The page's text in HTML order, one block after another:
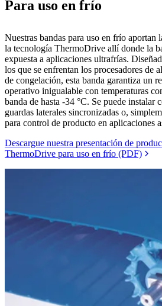
Para uso en frío
Nuestras bandas para uso en frío aportan
la tecnología ThermoDrive allí donde la
expuesta a aplicaciones ultrafrías.
los que se enfrentan los procesadores de
de congelación, esta banda garantiza un
operativo inigualable con temperaturas
banda de hasta -34 °C. Se puede instalar
guardas laterales sincronizadas o,
para control de producto en aplicaciones
Descargue nuestra presentación de
ThermoDrive para uso en frío (PDF)